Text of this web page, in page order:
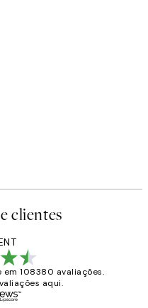
clientes
em 108380 avaliações.
aqui.